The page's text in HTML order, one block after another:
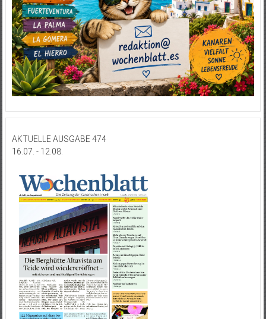
AKTUELLE AUSGABE 474
16.07. - 12.08.